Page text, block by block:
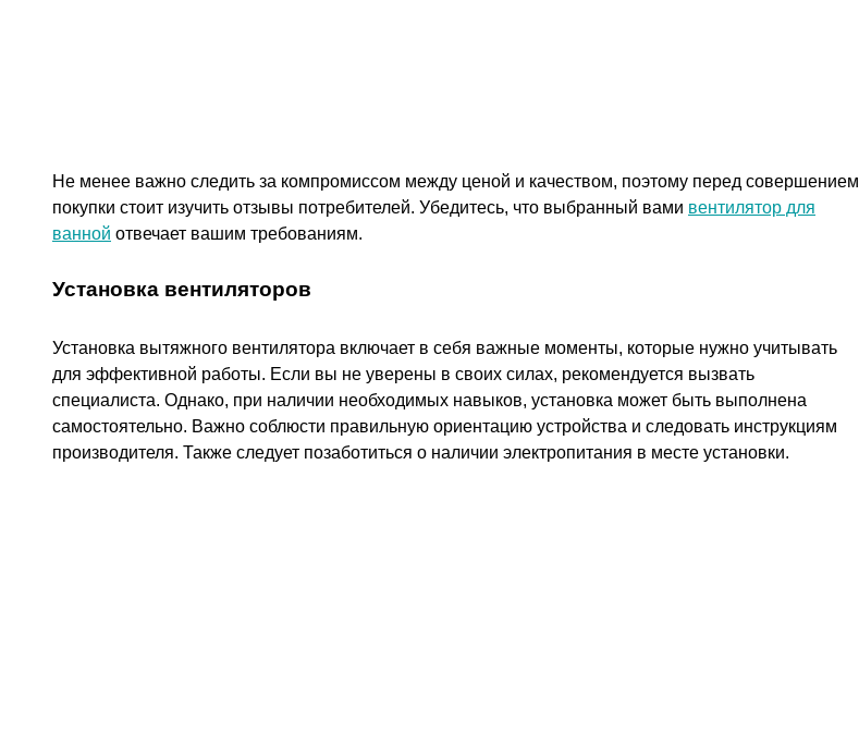
Не менее важно следить за компромиссом между ценой и качеством, поэтому перед совершением
покупки стоит изучить отзывы потребителей. Убедитесь, что выбранный вами вентилятор для
ванной отвечает вашим требованиям.
Установка вентиляторов
Установка вытяжного вентилятора включает в себя важные моменты, которые нужно учитывать
для эффективной работы. Если вы не уверены в своих силах, рекомендуется вызвать
специалиста. Однако, при наличии необходимых навыков, установка может быть выполнена
самостоятельно. Важно соблюсти правильную ориентацию устройства и следовать инструкциям
производителя. Также следует позаботиться о наличии электропитания в месте установки.